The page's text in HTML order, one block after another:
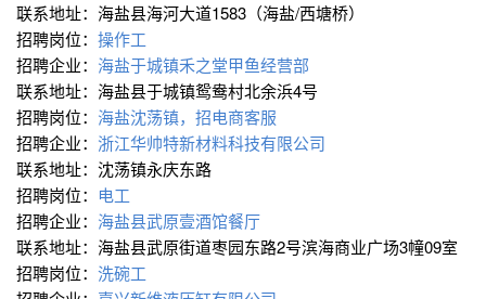
联系地址：海盐县海河大道1583（海盐/西塘桥）
招聘岗位： 操作工
招聘企业： 海盐于城镇禾之堂甲鱼经营部
联系地址：海盐县于城镇鸳鸯村北余浜4号
招聘岗位： 海盐沈荡镇，招电商客服
招聘企业： 浙江华帅特新材料科技有限公司
联系地址：沈荡镇永庆东路
招聘岗位： 电工
招聘企业： 海盐县武原壹酒馆餐厅
联系地址：海盐县武原街道枣园东路2号滨海商业广场3幢09室
招聘岗位： 洗碗工